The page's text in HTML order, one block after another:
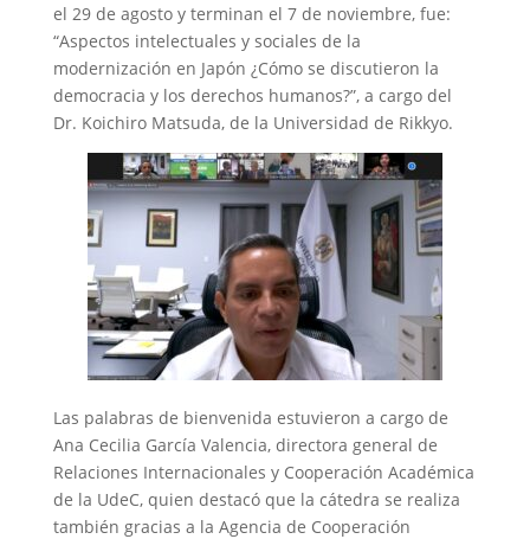
el 29 de agosto y terminan el 7 de noviembre, fue:
“Aspectos intelectuales y sociales de la
modernización en Japón ¿Cómo se discutieron la
democracia y los derechos humanos?”, a cargo del
Dr. Koichiro Matsuda, de la Universidad de Rikkyo.
Las palabras de bienvenida estuvieron a cargo de
Ana Cecilia García Valencia, directora general de
Relaciones Internacionales y Cooperación Académica
de la UdeC, quien destacó que la cátedra se realiza
también gracias a la Agencia de Cooperación